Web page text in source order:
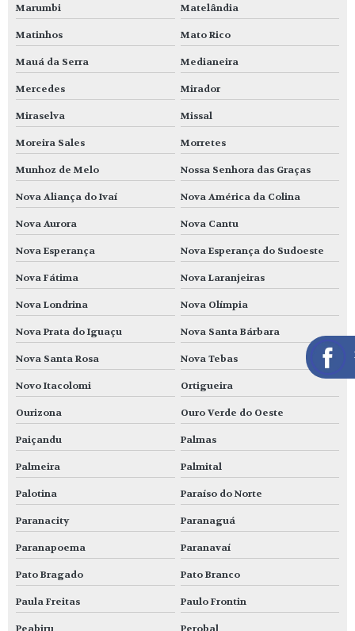
Marumbi Matelândia
Matinhos Mato Rico
Mauá da Serra Medianeira
Mercedes Mirador
Miraselva Missal
Moreira Sales Morretes
Munhoz de Melo Nossa Senhora das Graças
Nova Aliança do Ivaí Nova América da Colina
Nova Aurora Nova Cantu
Nova Esperança Nova Esperança do Sudoeste
Nova Fátima Nova Laranjeiras
Nova Londrina Nova Olímpia
Nova Prata do Iguaçu Nova Santa Bárbara
Nova Santa Rosa Nova Tebas
Novo Itacolomi Ortigueira
Ourizona Ouro Verde do Oeste
Paiçandu Palmas
Palmeira Palmital
Palotina Paraíso do Norte
Paranacity Paranaguá
Paranapoema Paranavaí
Pato Bragado Pato Branco
Paula Freitas Paulo Frontin
Peabiru Perobal